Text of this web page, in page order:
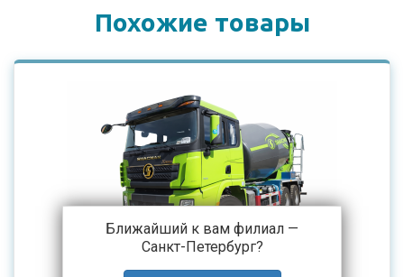
Ближайший к вам филиал —
Санкт-Петербург?
Похожие товары